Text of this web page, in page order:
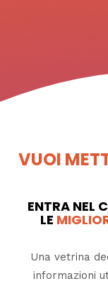
VUOI
ENTRA NEL
LE
Una vetrina
informazioni